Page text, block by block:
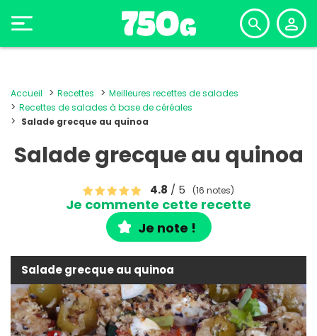
Accueil Recettes
Meilleures recettes de salades
Recettes de salades à base de céréales
Salade grecque au quinoa
Salade grecque au quinoa
4.8 / 5 (16 notes)
Je commente cette recette
Je note !
Salade grecque au quinoa